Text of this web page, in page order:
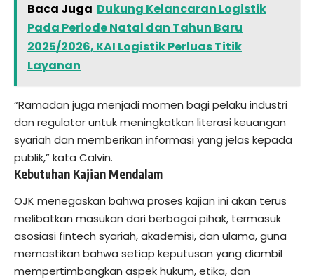
Baca Juga Dukung Kelancaran Logistik
Pada Periode Natal dan Tahun Baru
2025/2026, KAI Logistik Perluas Titik
Layanan
“Ramadan juga menjadi momen bagi pelaku industri
dan regulator untuk meningkatkan literasi keuangan
syariah dan memberikan informasi yang jelas kepada
publik,” kata Calvin.
Kebutuhan Kajian Mendalam
OJK menegaskan bahwa proses kajian ini akan terus
melibatkan masukan dari berbagai pihak, termasuk
asosiasi fintech syariah, akademisi, dan ulama, guna
memastikan bahwa setiap keputusan yang diambil
mempertimbangkan aspek hukum, etika, dan